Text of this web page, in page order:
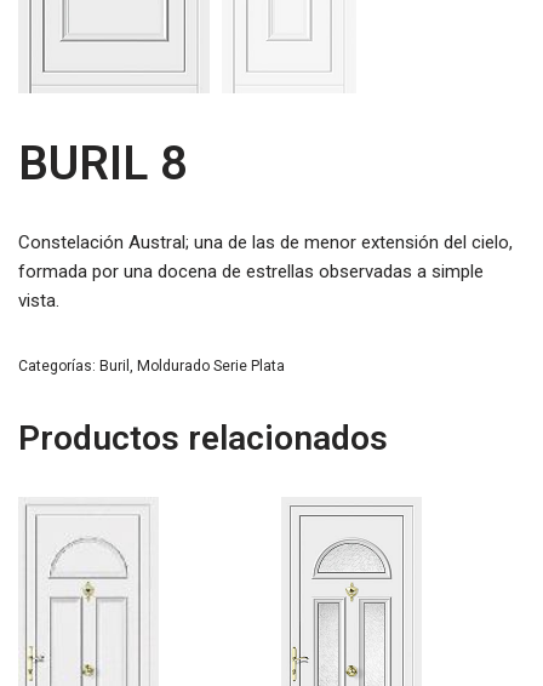
BURIL 8
Constelación Austral; una de las de menor extensión del cielo,
formada por una docena de estrellas observadas a simple
vista.
Categorías: Buril , Moldurado Serie Plata
Productos relacionados